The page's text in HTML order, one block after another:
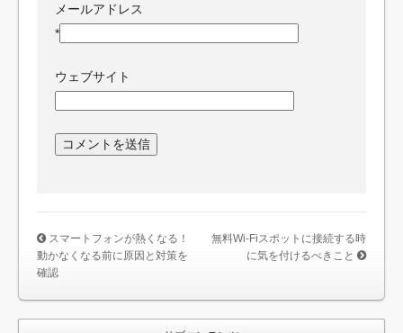
メールアドレス
*
ウェブサイト
スマートフォンが熱くなる！
動かなくなる前に原因と対策を
確認
無料Wi-Fiスポットに接続する時
に気を付けるべきこと